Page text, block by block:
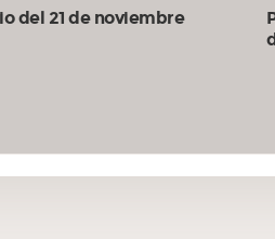
del 21 de noviembre